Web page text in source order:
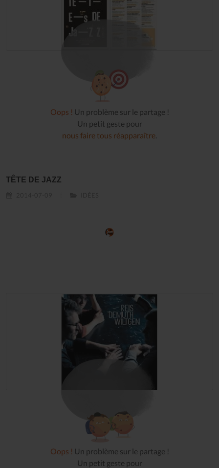
Oops ! Un problème sur le partage !
Un petit geste pour
nous faire tous réapparaître.
TÊTE DE JAZZ
Oops ! Un problème sur le partage !
Un petit geste pour